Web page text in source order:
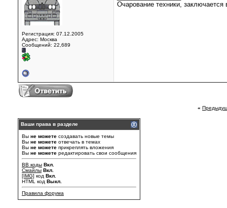
Регистрация: 07.12.2005
Адрес: Москва
Сообщений: 22,689
Очарование техники,
«
Ваши права в разделе
Вы не можете создавать новые темы
Вы не можете отвечать в темах
Вы не можете прикреплять вложения
Вы не можете редактировать свои сообщения
BB коды Вкл.
Смайлы Вкл.
[IMG] код Вкл.
HTML код Выкл.
Правила форума